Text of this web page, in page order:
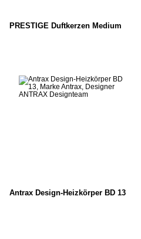
PRESTIGE Duftkerzen Medium
Antrax Design-Heizkörper BD 13